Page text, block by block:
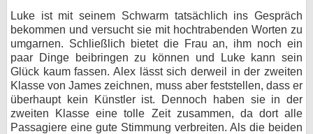
Luke ist mit seinem Schwarm tatsächlich ins Gespräch
bekommen und versucht sie mit hochtrabenden Worten zu
umgarnen. Schließlich bietet die Frau an, ihm noch ein
paar Dinge beibringen zu können und Luke kann sein
Glück kaum fassen. Alex lässt sich derweil in der zweiten
Klasse von James zeichnen, muss aber feststellen, dass er
überhaupt kein Künstler ist. Dennoch haben sie in der
zweiten Klasse eine tolle Zeit zusammen, da dort alle
Passagiere eine gute Stimmung verbreiten. Als die beiden